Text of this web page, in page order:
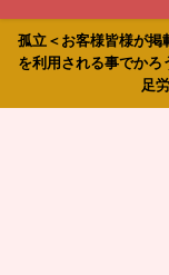
孤立＜お客様皆様が掲
を利用される事でかろ
足